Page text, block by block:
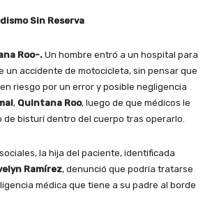
Sin Reserva
Roo-. Un hombre entró a un hospital para
un accidente de motocicleta, sin pensar que
riesgo por un error y posible negligencia
, Quintana Roo, luego de que médicos le
de bisturí dentro del cuerpo tras operarlo.
la hija del paciente, identificada
Ramírez, denunció que podría tratarse
médica que tiene a su padre al borde